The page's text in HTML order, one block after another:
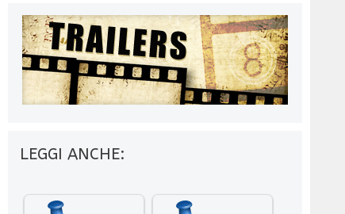
LEGGI ANCHE: